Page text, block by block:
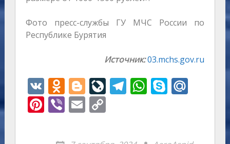
Фото пресс-службы ГУ МЧС России по
Республике Бурятия
Источник:03.mchs.gov.ru
V
K
O
d
n
Bl
o
g
Li
v
eJ
T W S M
Pi
er
Vi
er
E
ai
C
p